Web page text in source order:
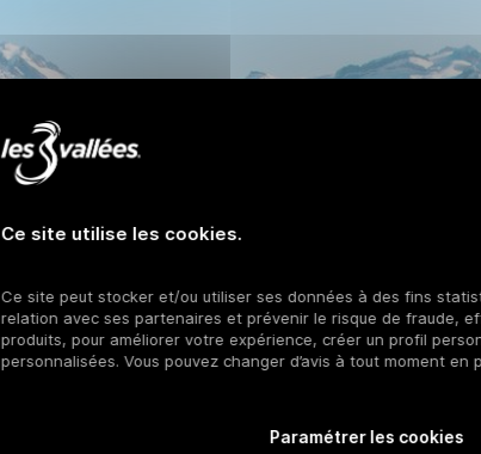
Ce site utilise les cookies.
Ce site peut stocker et/ou utiliser ses données à des fins
relation avec ses partenaires et prévenir le risque de fraude,
produits, pour améliorer votre expérience, créer un profil
personnalisées. Vous pouvez changer d’avis à tout moment en
Paramétrer les cookies